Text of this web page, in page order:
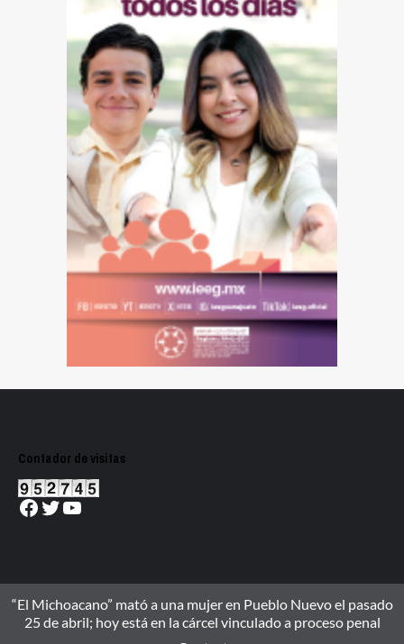
Contador de visitas
Facebook
Twitter
YouTube
“El Michoacano” mató a una mujer en Pueblo Nuevo el pasado
25 de abril; hoy está en la cárcel vinculado a proceso penal